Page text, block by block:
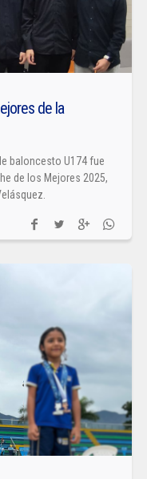
de la
baloncesto U174 fue
de los Mejores 2025,